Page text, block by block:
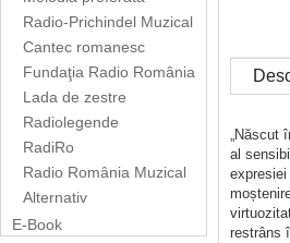
Radio-Prichindel Muzical
Cantec romanesc
Fundaţia Radio România
Lada de zestre
Radiolegende
RadiRo
Radio România Muzical
Alternativ
E-Book
„Născut
al
restrâns